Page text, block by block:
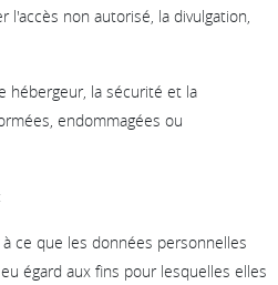
non autorisé, la divulgation,
hébergeur, la sécurité et la
endommagées ou
ce que les données personnelles
égard aux fins pour lesquelles elles